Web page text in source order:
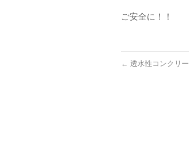
ご安全に！！
← 透水性コンクリ